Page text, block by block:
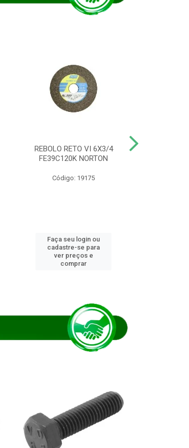
REBOLO RETO VI 6X3/4
FE39C120K NORTON
Código: 19175
Faça seu login ou
cadastre-se para
ver preços e
comprar